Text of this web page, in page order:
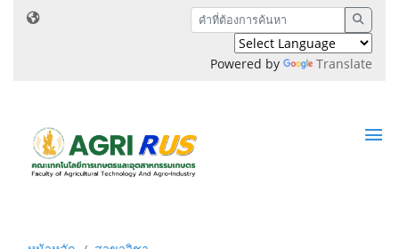
Powered by Translate